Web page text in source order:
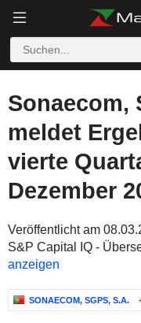
Sonaecom,
meldet
vierte
Dezember
Veröffentlicht am
S&P Capital IQ -
anzeigen
SONAECOM, SGPS, S.A.